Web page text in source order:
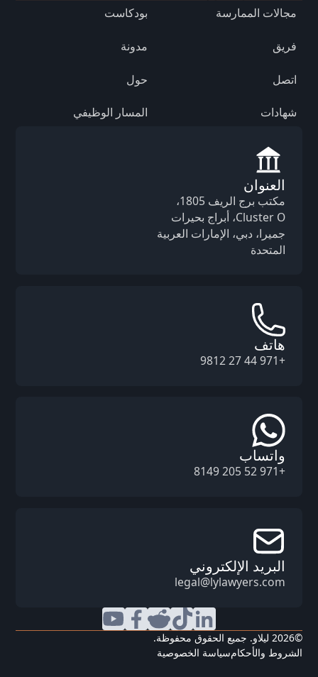
مجالات الممارسة بودكاست
فريق مدونة
اتصل حول
شهادات المسار الوظيفي
العنوان
مكتب برج الريف 1805،
Cluster O، أبراج بحيرات
جميرا، دبي، الإمارات العربية
المتحدة
هاتف
+971 44 27 9812
واتساب
+971 52 205 8149
البريد الإلكتروني
legal@lylawyers.com
©
2026 ليلاو. جميع الحقوق محفوظة.
الشروط والأحكامسياسة الخصوصية